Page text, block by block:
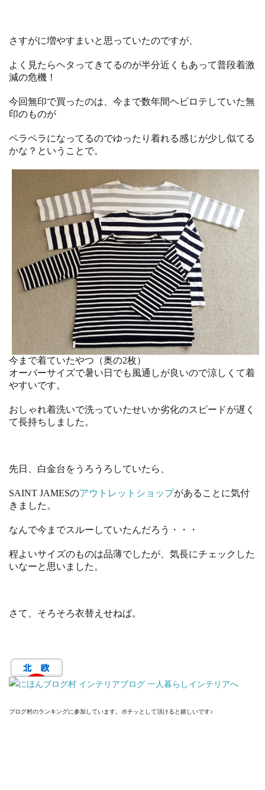
さすがに増やすまいと思っていたのですが、
よく見たらヘタってきてるのが半分近くもあって普段着激
減の危機！
今回無印で買ったのは、今まで数年間ヘビロテしていた無
印のものが
ペラペラになってるのでゆったり着れる感じが少し似てる
かな？ということで。
今まで着ていたやつ（奥の2枚）
オーバーサイズで暑い日でも風通しが良いので涼しくて着
やすいです。
おしゃれ着洗いで洗っていたせいか劣化のスピードが遅く
て長持ちしました。
先日、白金台をうろうろしていたら、
SAINT JAMESのアウトレットショップがあることに気付
きました。
なんで今までスルーしていたんだろう・・・
程よいサイズのものは品薄でしたが、気長にチェックした
いなーと思いました。
さて、そろそろ衣替えせねば。
ブログ村のランキングに参加しています。ポチッとして頂けると嬉しいです♪